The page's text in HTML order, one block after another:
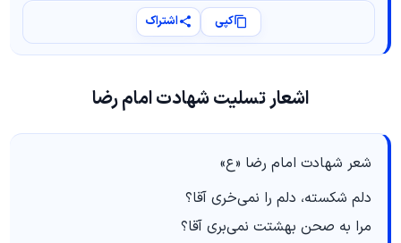
کپی اشتراک
اشعار تسلیت شهادت امام رضا
شعر شهادت امام رضا «ع»
دلم شکسته، دلم را نمی‌خری آقا؟
مرا به صحن بهشتت نمی‌بری آقا؟